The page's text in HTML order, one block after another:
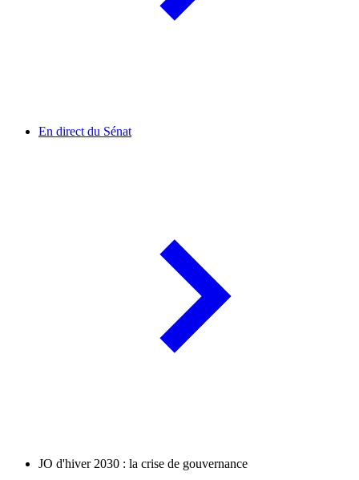
En direct du Sénat
JO d'hiver 2030 : la crise de gouvernance